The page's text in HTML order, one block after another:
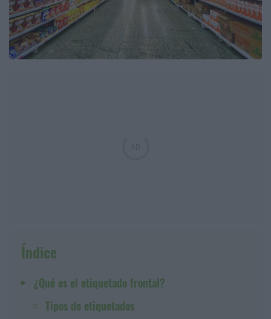
Índice
¿Qué es el etiquetado frontal?
Tipos de etiquetados